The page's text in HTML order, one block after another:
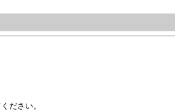
ださい。